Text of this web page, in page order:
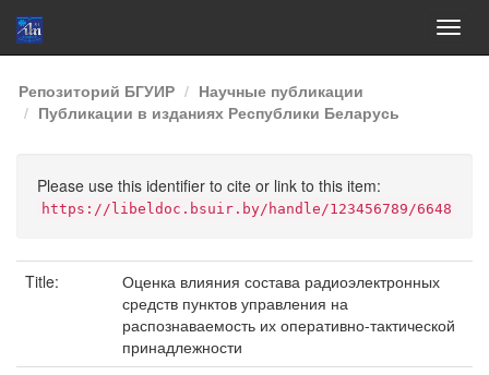
Skip
navigation
Репозиторий БГУИР
Научные публикации
Публикации в изданиях Республики Беларусь
Please use this identifier to cite or link to this item:
https://libeldoc.bsuir.by/handle/123456789/6648
Title:
Оценка влияния состава радиоэлектронных
средств пунктов управления на
распознаваемость их оперативно-тактической
принадлежности